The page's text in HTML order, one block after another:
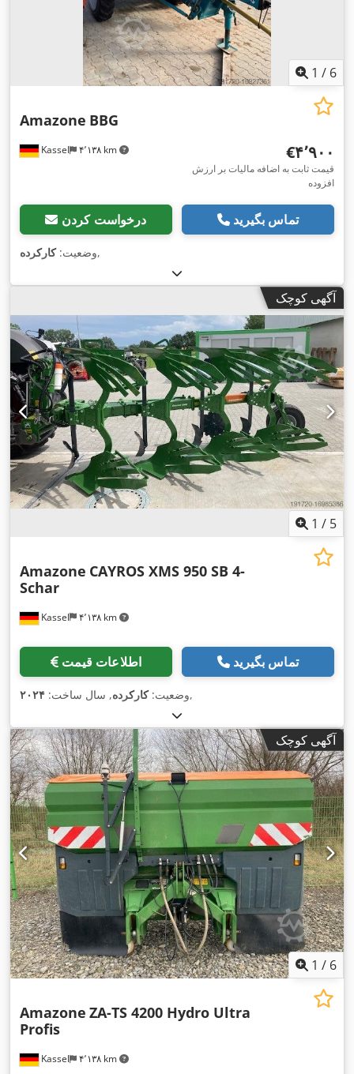
1 / 6
Kassel ۴٬۱۳۸ km
Amazone BBG
‎€۴٬۹۰۰
قیمت ثابت به اضافه مالیات بر ارزش
افزوده
درخواست کردن تماس بگیرید
وضعیت:کارکرده ,
آگهی کوچک
1 / 5
Kassel ۴٬۱۳۸ km
Amazone CAYROS XMS 950 SB 4-
Schar
اطلاعات قیمت تماس بگیرید
وضعیت:کارکرده, سال ساخت: ۲۰۲۴ ,
آگهی کوچک
1 / 6
Kassel ۴٬۱۳۸ km
Amazone ZA-TS 4200 Hydro Ultra
Profis